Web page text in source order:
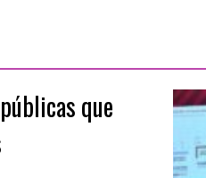
que